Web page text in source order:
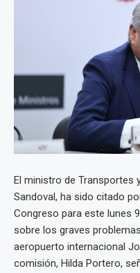
El ministro de Transportes
Sandoval, ha sido citado
Congreso para este lunes
sobre los graves
aeropuerto internacional
comisión, Hilda Portero,